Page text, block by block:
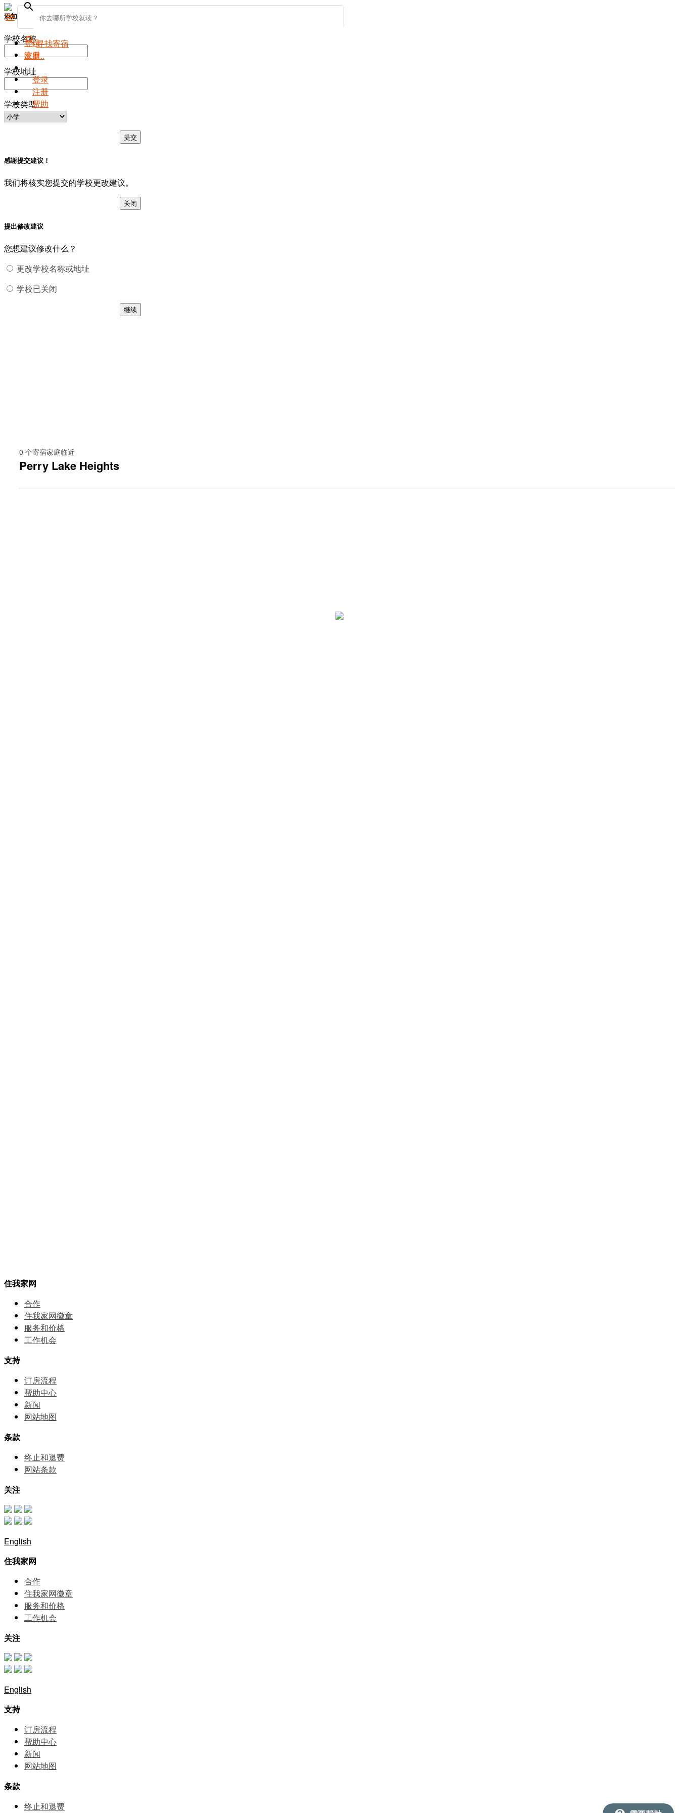
menu
search寻找寄宿
家庭..
登录
注册
帮助
添加新学校
学校名称
学校地址
学校类型
提交
感谢提交建议！
我们将核实您提交的学校更改建议。
关闭
提出修改建议
您想建议修改什么？
更改学校名称或地址
学校已关闭
继续
search
登录
注册
0 个寄宿家庭临近
Perry Lake Heights
住我家网
合作
住我家网徽章
服务和价格
⼯作机会
支持
订房流程
帮助中⼼
新闻
网站地图
条款
终止和退费
网站条款
关注
English
住我家网
合作
住我家网徽章
服务和价格
⼯作机会
关注
English
支持
订房流程
帮助中⼼
新闻
网站地图
条款
终止和退费